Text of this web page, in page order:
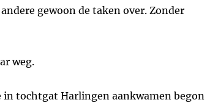
gewoon de taken over. Zonder
weg.
in tochtgat Harlingen aankwamen begon